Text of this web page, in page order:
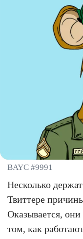
BAYC #9991
Несколько
Твиттере
Оказывается, они
том, как